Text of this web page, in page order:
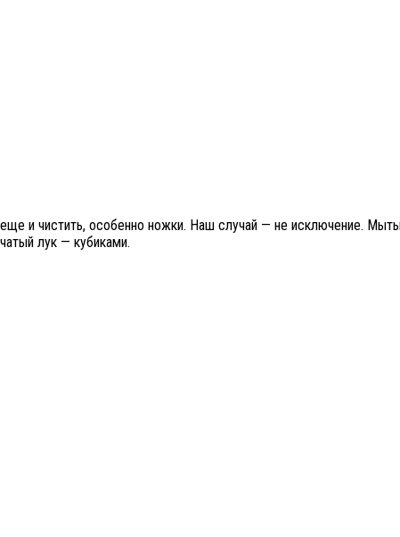
и чистить, особенно ножки. Наш случай — не исключение.
лук — кубиками.